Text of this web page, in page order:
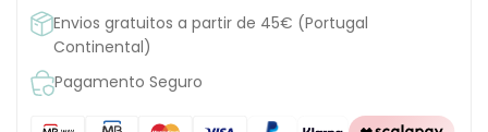
Envios gratuitos a partir de 45€ (Portugal
Continental)
Pagamento Seguro